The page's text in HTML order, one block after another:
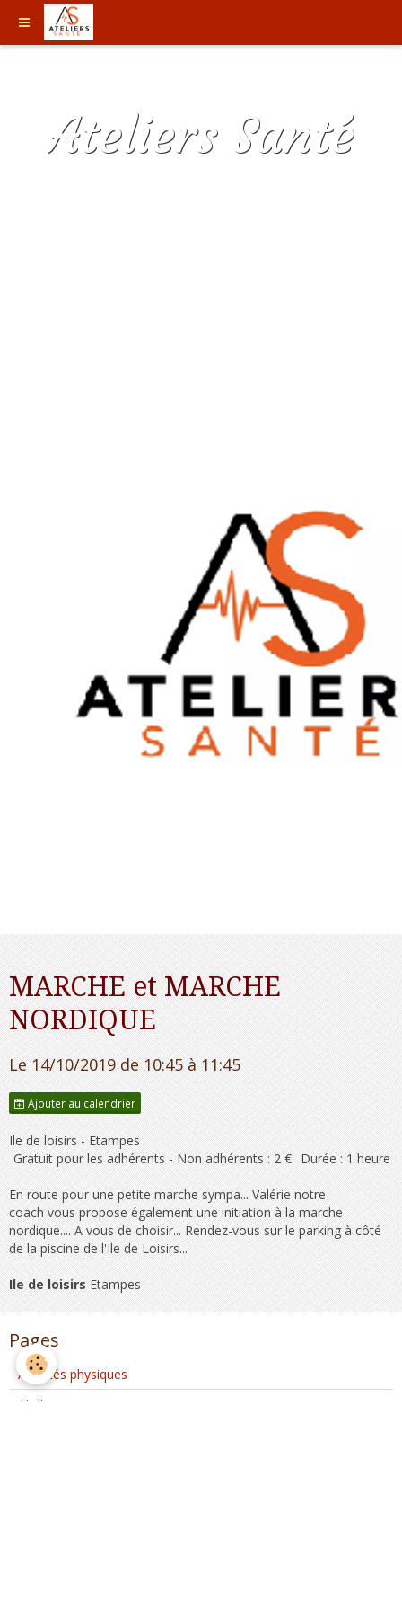
Ateliers Santé
MARCHE et MARCHE
NORDIQUE
Le 14/10/2019 de 10:45 à 11:45
Ajouter au calendrier
Ile de loisirs - Etampes
Gratuit pour les adhérents - Non adhérents : 2 € Durée : 1 heure
En route pour une petite marche sympa... Valérie notre
coach vous propose également une initiation à la marche
nordique.... A vous de choisir... Rendez-vous sur le parking à côté
de la piscine de l'Ile de Loisirs...
Ile de loisirsEtampes
Pages
Activités physiques
Ateliers